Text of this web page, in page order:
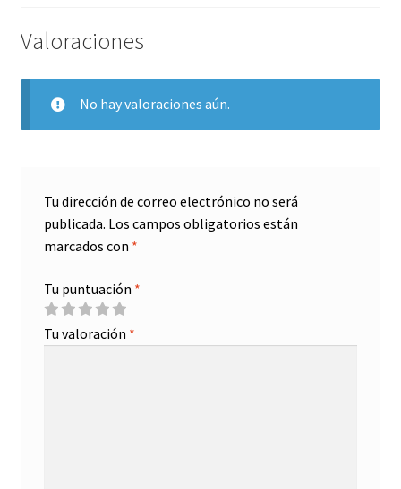
Valoraciones
No hay valoraciones aún.
Tu dirección de correo electrónico no será
publicada. Los campos obligatorios están
marcados con *
Tu puntuación *
Tu valoración *